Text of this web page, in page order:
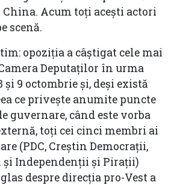
China. Acum toți acești actori
scenă.
opoziția a câștigat cele mai
Deputaților în urma
și 9 octombrie și, deși există
ce privește anumite puncte
guvernare, când este vorba
toți cei cinci membri ai
(PDC, Creștin Democrații,
și Independenții și Pirații)
despre direcția pro-Vest a